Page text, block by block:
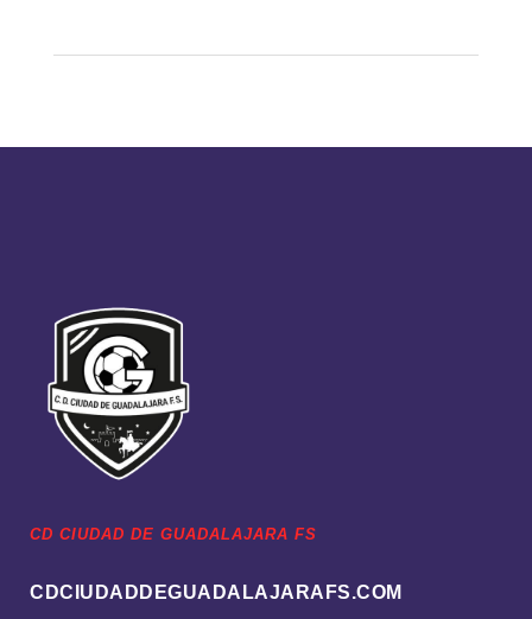
CD CIUDAD DE GUADALAJARA FS
CDCIUDADDEGUADALAJARAFS.COM